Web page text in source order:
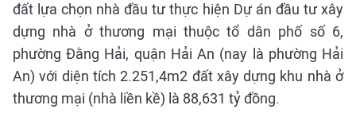
đất lựa chọn nhà đầu tư thực hiện Dự án đầu tư xây
dựng nhà ở thương mại thuộc tổ dân phố số 6,
phường Đằng Hải, quận Hải An (nay là phường Hải
An) với diện tích 2.251,4m2 đất xây dựng khu nhà ở
thương mại (nhà liền kề) là 88,631 tỷ đồng.